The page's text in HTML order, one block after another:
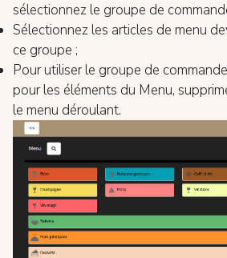
sélectionnez le groupe de
Sélectionnez les articles de menu
ce groupe ;
Pour utiliser le groupe de
pour les éléments du Menu,
le menu déroulant.